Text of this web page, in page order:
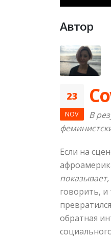
Автор
23
NOV В
Если на
говорить, и
обратная